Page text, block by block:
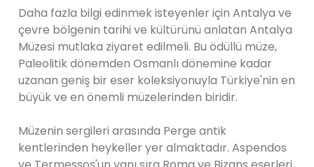
Daha fazla bilgi edinmek isteyenler için Antalya ve
çevre bölgenin tarihi ve kültürünü anlatan Antalya
Müzesi mutlaka ziyaret edilmeli. Bu ödüllü müze,
Paleolitik dönemden Osmanlı dönemine kadar
uzanan geniş bir eser koleksiyonuyla Türkiye'nin en
büyük ve en önemli müzelerinden biridir.
Müzenin sergileri arasında Perge antik
kentlerinden heykeller yer almaktadır. Aspendos